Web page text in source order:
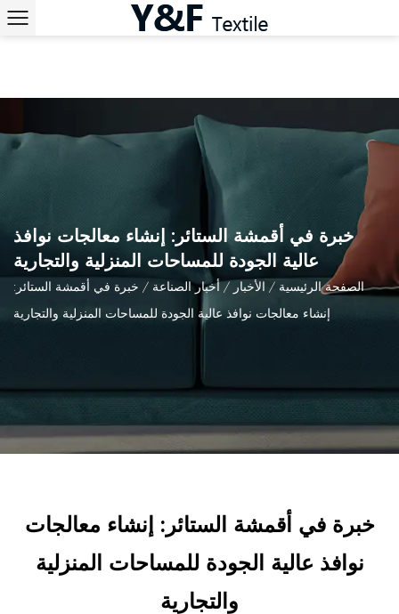
خبرة في أقمشة الستائر: إنشاء معالجات نوافذ
عالية الجودة للمساحات المنزلية والتجارية
الصفحة الرئيسية / الأخبار / أخبار الصناعة / خبرة في أقمشة الستائر:
إنشاء معالجات نوافذ عالية الجودة للمساحات المنزلية والتجارية
خبرة في أقمشة الستائر: إنشاء معالجات
نوافذ عالية الجودة للمساحات المنزلية
والتجارية